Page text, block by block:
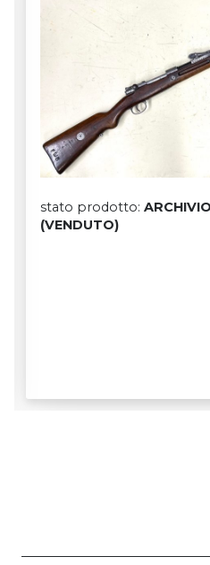
stato prodotto:
(VENDUTO)